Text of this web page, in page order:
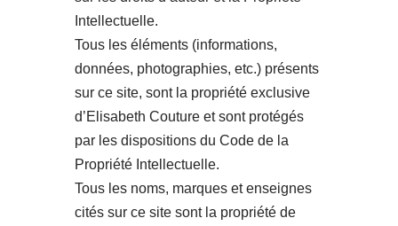
Intellectuelle.
Tous les éléments (informations,
données, photographies, etc.) présents
sur ce site, sont la propriété exclusive
d’Elisabeth Couture et sont protégés
par les dispositions du Code de la
Propriété Intellectuelle.
Tous les noms, marques et enseignes
cités sur ce site sont la propriété de